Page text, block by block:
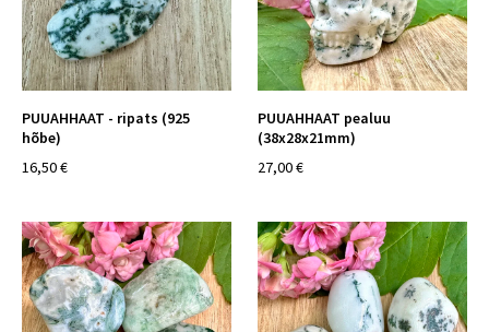
PUUAHHAAT - ripats (925
hõbe)
16,50 €
PUUAHHAAT pealuu
(38x28x21mm)
27,00 €